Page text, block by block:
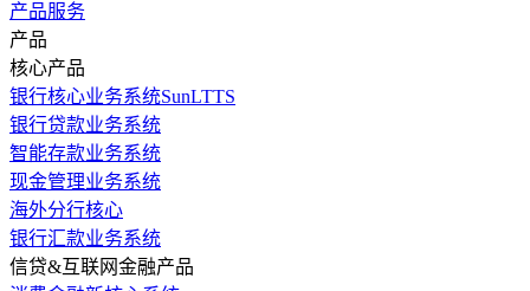
产品服务
产品
核心产品
银行核心业务系统SunLTTS
银行贷款业务系统
智能存款业务系统
现金管理业务系统
海外分行核心
银行汇款业务系统
信贷&互联网金融产品